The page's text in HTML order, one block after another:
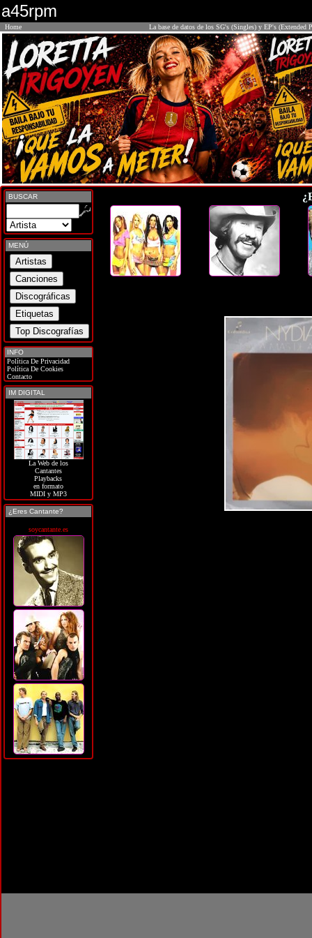
a45rpm
Home La base de datos de los SG's (Singles) y EP's (Extended
BUSCAR
MENÚ
INFO
Política De Privacidad
Política De Cookies
Contacto
IM DIGITAL
La Web de los
Cantantes
Playbacks
en formato
MIDI y MP3
¿Eres Cantante?
soycantante.es